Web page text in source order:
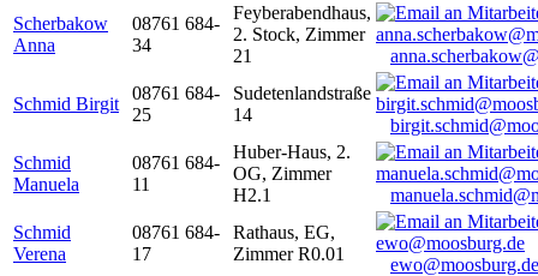
Scherbakow
Anna
08761 684-
34
Feyberabendhaus,
2. Stock, Zimmer
21
Schmid Birgit
08761 684-
25
Sudetenlandstraße
14
Schmid
Manuela
08761 684-
11
Huber-Haus, 2.
OG, Zimmer
H2.1
Schmid
Verena
08761 684-
17
Rathaus, EG,
Zimmer R0.01
ewo@moosburg.de